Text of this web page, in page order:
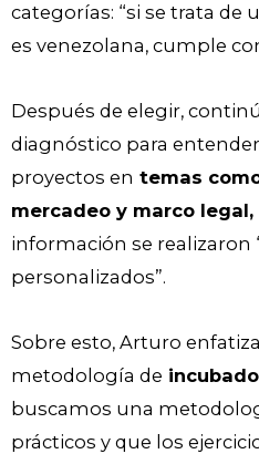
categorías: “si se trata de
es venezolana, cumple
Después de elegir,
diagnóstico para
proyectos en temas
mercadeo y marco
información se realizaron
personalizados”.
Sobre esto, Arturo
metodología de
buscamos una
prácticos y que los